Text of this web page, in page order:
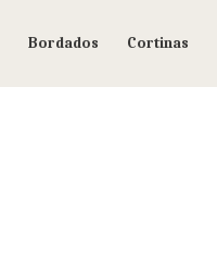
Bordados Cortinas